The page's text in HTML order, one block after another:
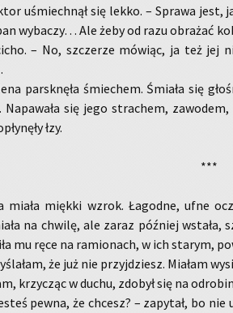
uśmiech­nął się lekko. – Spra­wa jest,
wy­ba­czy… Ale żeby od razu ob­ra­żać
– No, szcze­rze mó­wiąc, ja też jej
par­sk­nę­ła śmie­chem. Śmia­ła się
Na­pa­wa­ła się jego stra­chem,
łzy.
***
miała mięk­ki wzrok. Ła­god­ne, ufne
na chwi­lę, ale zaraz póź­niej wsta­ła,
mu ręce na ra­mio­nach, w ich sta­rym,
że już nie przyj­dziesz. Mia­łam
krzy­cząc w duchu, zdo­był się na
pewna, że chcesz? – za­py­tał, bo nie